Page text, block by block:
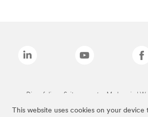
This website uses cookies on your device
Die auf dieser Seite genannten Marken sind